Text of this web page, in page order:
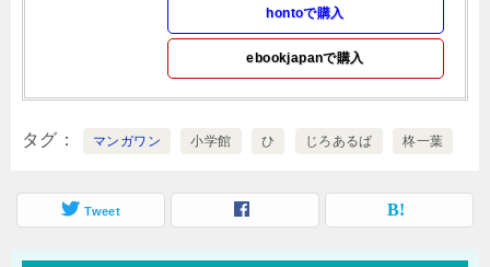
hontoで購入
ebookjapanで購入
タグ マンガワン 小学館 ひ じろあるば 柊一葉
Tweet